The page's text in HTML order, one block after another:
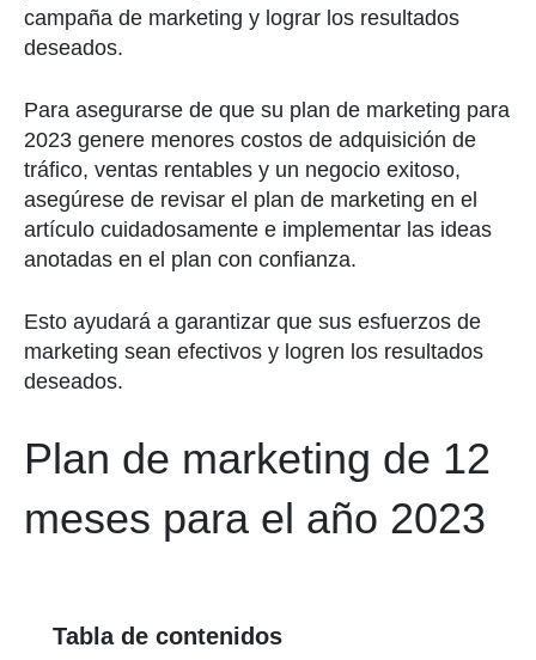
campaña de marketing y lograr los resultados
deseados.
Para asegurarse de que su plan de marketing para
2023 genere menores costos de adquisición de
tráfico, ventas rentables y un negocio exitoso,
asegúrese de revisar el plan de marketing en el
artículo cuidadosamente e implementar las ideas
anotadas en el plan con confianza.
Esto ayudará a garantizar que sus esfuerzos de
marketing sean efectivos y logren los resultados
deseados.
Plan de marketing de 12
meses para el año 2023
Tabla de contenidos